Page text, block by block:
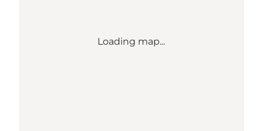
Loading map...